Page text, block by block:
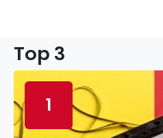
Top 3
1